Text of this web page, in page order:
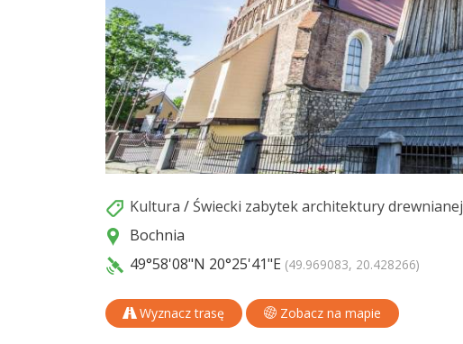
Kultura / Świecki zabytek architektury drewnianej
Bochnia
49°58'08"N 20°25'41"E (49.969083, 20.428266)
Wyznacz trasę Zobacz na mapie